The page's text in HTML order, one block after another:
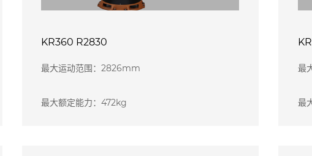
KR360 R2830
最大运动范围：2826mm
最大额定能力：472kg
最
最